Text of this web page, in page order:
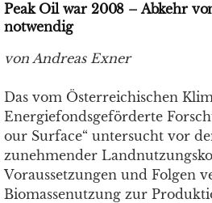
Peak Oil war 2008 – Abkehr
notwendig
von Andreas Exner
Das vom Österreichischen
Energiefondsgeförderte
our Surface“ untersucht vor
zunehmender
Voraussetzungen und Folgen
Biomassenutzung zur